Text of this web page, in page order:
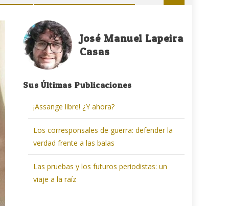
José Manuel Lapeira
Casas
Sus Últimas Publicaciones
¡Assange libre! ¿Y ahora?
Los corresponsales de guerra: defender la
verdad frente a las balas
Las pruebas y los futuros periodistas: un
viaje a la raíz